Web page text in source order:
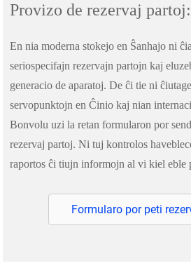
Provizo de rezervaj
En nia moderna stokejo en Ŝanhajo ni
seriospecifajn rezervajn partojn kaj
generacio de aparatoj. De ĉi tie ni
servopunktojn en Ĉinio kaj nian
Bonvolu uzi la retan formularon por
rezervaj partoj. Ni tuj kontrolos
raportos ĉi tiujn informojn al vi kiel eble
Formularo por peti